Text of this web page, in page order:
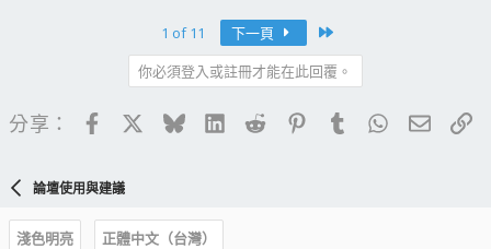
1 of 11 下一頁
你必須登入或註冊才能在此回覆。
分享： FacebookBlueskyLinkedIn
Reddit PinterestTumblrWhatsApp
電子
論壇使用與建議
淺色明亮
正體中文（台灣）